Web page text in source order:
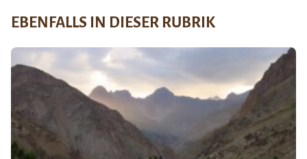
EBENFALLS IN DIESER RUBRIK